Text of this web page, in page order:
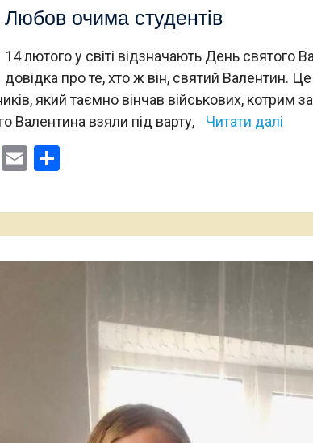
Любов очима студентів
14 лютого у світі відзначають День святого
довідка про те, хто ж він, святий Валентин.
який таємно вінчав військових, котрим
Валентина взяли під варту,
Читати далі
Mastodon
Email